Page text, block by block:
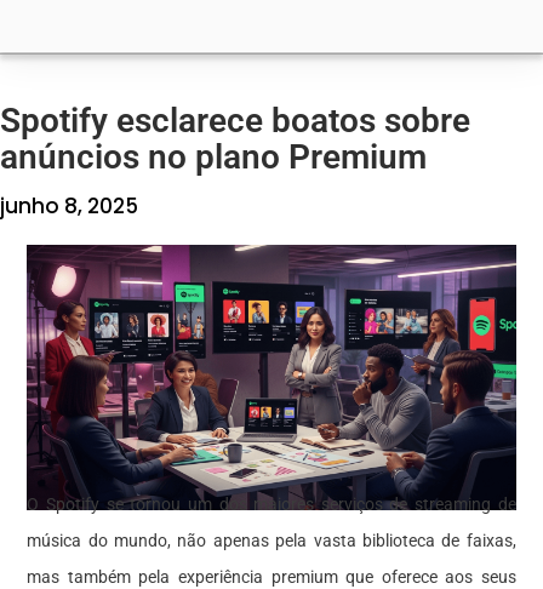
Spotify esclarece boatos sobre
anúncios no plano Premium
junho 8, 2025
O Spotify se tornou um dos maiores serviços de streaming de
música do mundo, não apenas pela vasta biblioteca de faixas,
mas também pela experiência premium que oferece aos seus